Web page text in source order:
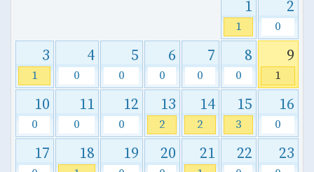
1
1
2
0
3
1
4
0
5
0
6
0
7
0
8
0
9
1
10
0
11
0
12
0
13
2
14
2
15
3
16
0
17 18 19 20 21 22 23